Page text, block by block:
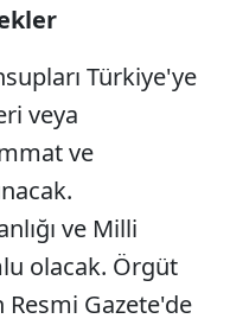
Türkiye'ye
veya
ve
ve Milli
olacak. Örgüt
Resmi Gazete'de